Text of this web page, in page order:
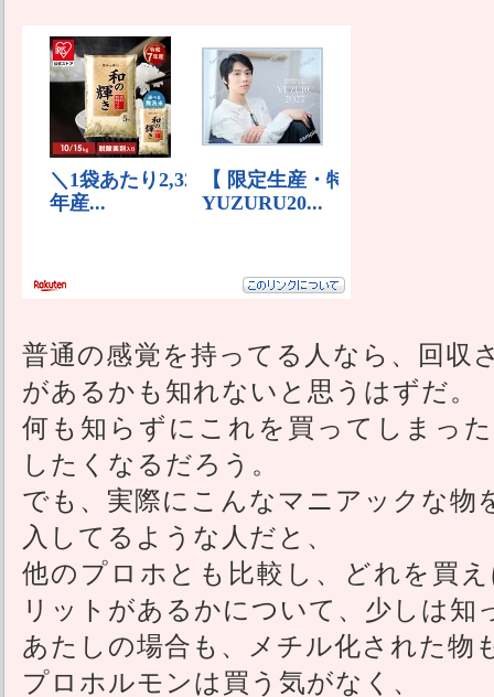
普通の感覚を持ってる人なら、回収
があるかも知れないと思うはずだ。
何も知らずにこれを買ってしまっ
したくなるだろう。
でも、実際にこんなマニアックな物
入してるような人だと、
他のプロホとも比較し、どれを買
リットがあるかについて、少しは知
あたしの場合も、メチル化された物
プロホルモンは買う気がなく、